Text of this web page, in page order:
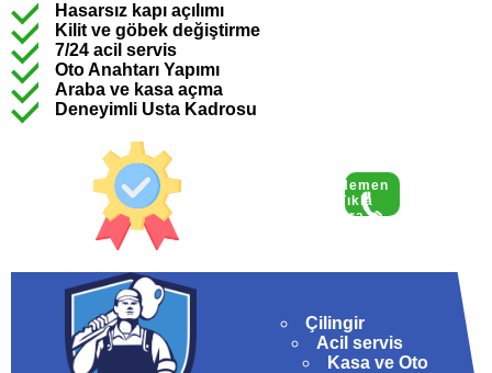
Hasarsız kapı açılımı
Kilit ve göbek değiştirme
7/24 acil servis
Oto Anahtarı Yapımı
Araba ve kasa açma
Deneyimli Usta Kadrosu
Çilingir
Acil servis
Kasa ve Oto